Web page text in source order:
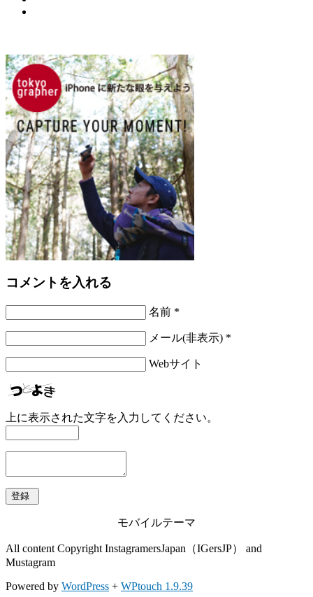
コメントを入れる
名前 *
メール(非表示) *
Webサイト
上に表示された文字を入力してください。
モバイルテーマ
All content Copyright InstagramersJapan（IGersJP） and
Mustagram
Powered by WordPress + WPtouch 1.9.39